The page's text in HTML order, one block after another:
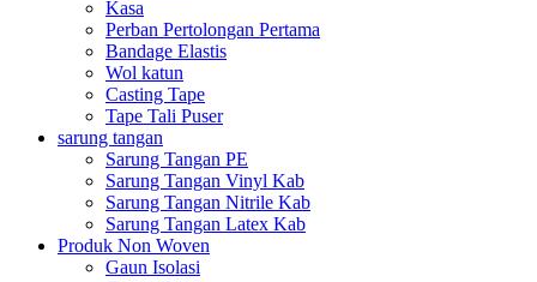
Kasa
Perban Pertolongan Pertama
Bandage Elastis
Wol katun
Casting Tape
Tape Tali Puser
sarung tangan
Sarung Tangan PE
Sarung Tangan Vinyl Kab
Sarung Tangan Nitrile Kab
Sarung Tangan Latex Kab
Produk Non Woven
Gaun Isolasi